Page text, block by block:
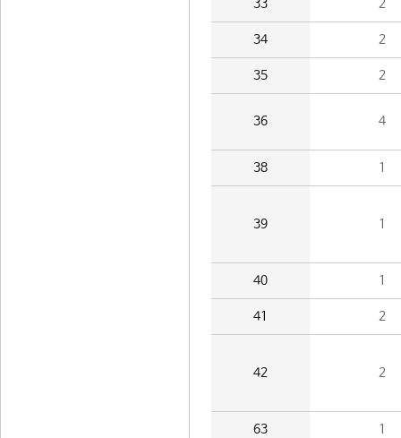
33 2
34 2
35 2
36 4
38 1
39 1
40 1
41 2
42 2
63 1